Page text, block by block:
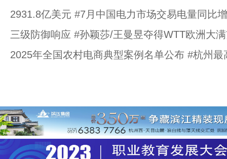
2931.8亿美元 #7月中国电力市场交易电量同比
三级防御响应 #孙颖莎/王曼昱夺得WTT欧洲大
2025年全国农村电商典型案例名单公布 #杭州